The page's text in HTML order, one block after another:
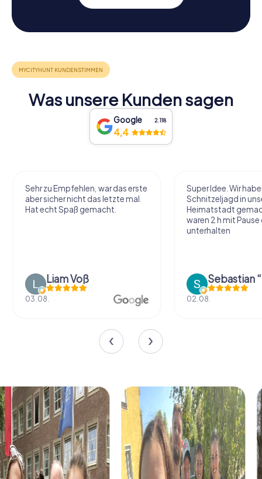
Was unsere Kunden sagen
Google 2.118
4,4
Sehr zu Empfehlen, war das erste
aber sicher nicht das letzte mal.
Hat echt Spaß gemacht.
Liam Voß
03.08.
Super Idee. Wir
Schnitzeljagd in
Heimatstadt
waren 2 h mit
unterhalten
02.08.